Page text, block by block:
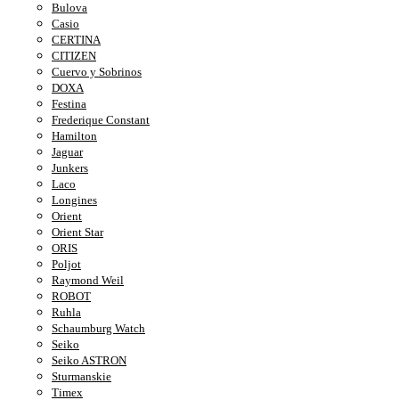
Bulova
Casio
CERTINA
CITIZEN
Cuervo y Sobrinos
DOXA
Festina
Frederique Constant
Hamilton
Jaguar
Junkers
Laco
Longines
Orient
Orient Star
ORIS
Poljot
Raymond Weil
ROBOT
Ruhla
Schaumburg Watch
Seiko
Seiko ASTRON
Sturmanskie
Timex